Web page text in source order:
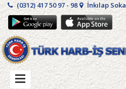
(0312) 417 50 97 - 98 İnkılap